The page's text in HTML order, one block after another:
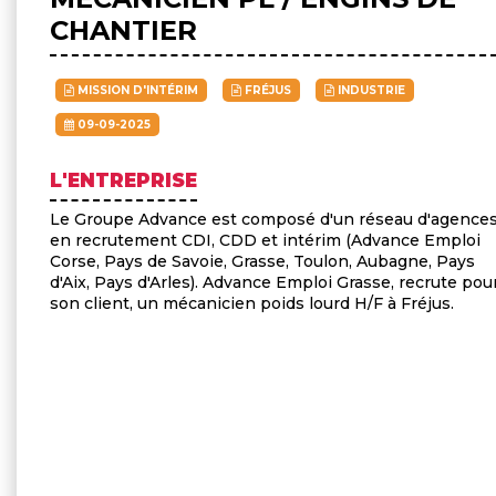
CHANTIER
MISSION D'INTÉRIM FRÉJUS INDUSTRIE
09-09-2025
L'ENTREPRISE
Le Groupe Advance est composé d'un réseau
en recrutement CDI, CDD et intérim (Advance Emploi
Corse, Pays de Savoie, Grasse, Toulon, Aubagne, Pays
d'Aix, Pays d'Arles). Advance Emploi Grasse, recrute
son client, un mécanicien poids lourd H/F à Fréjus.